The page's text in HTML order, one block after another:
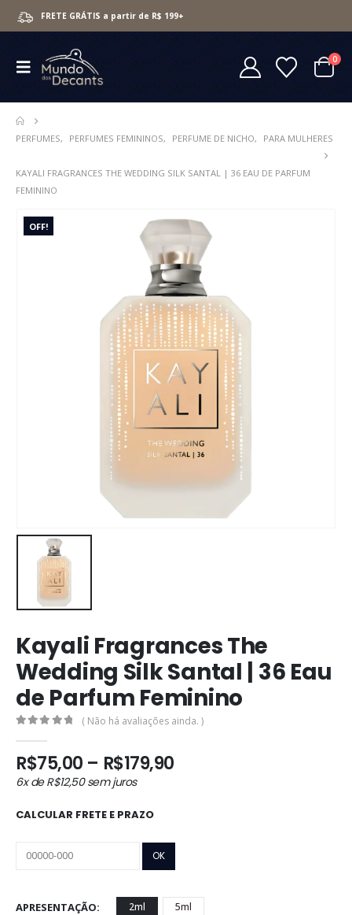
FRETE GRÁTIS a partir de R$ 199+
0
PERFUMES, PERFUMES FEMININOS, PERFUME DE NICHO, PARA MULHERES
KAYALI FRAGRANCES THE WEDDING SILK SANTAL | 36 EAU DE PARFUM
FEMININO
OFF!
Kayali Fragrances The
Wedding Silk Santal | 36 Eau
de Parfum Feminino
( Não há avaliações ainda. )
R$75,00 – R$179,90
R$179,90
6x deR$12,50sem juros
CALCULAR FRETE E PRAZO
APRESENTAÇÃO 2ml 5ml